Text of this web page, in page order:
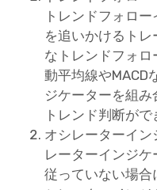
トレンドフォロ
を追いかけるト
なトレンドフォ
動平均線やMACD
ジケーターを組
トレンド判断がで
オシレーターイ
レーターインジ
従っていない場合